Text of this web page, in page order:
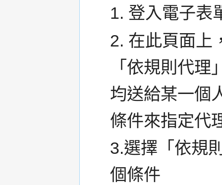
1. 登入電子表
2. 在此頁面上
「依規則代
均送給某一個
條件來指定代
3.選擇「依規
個條件